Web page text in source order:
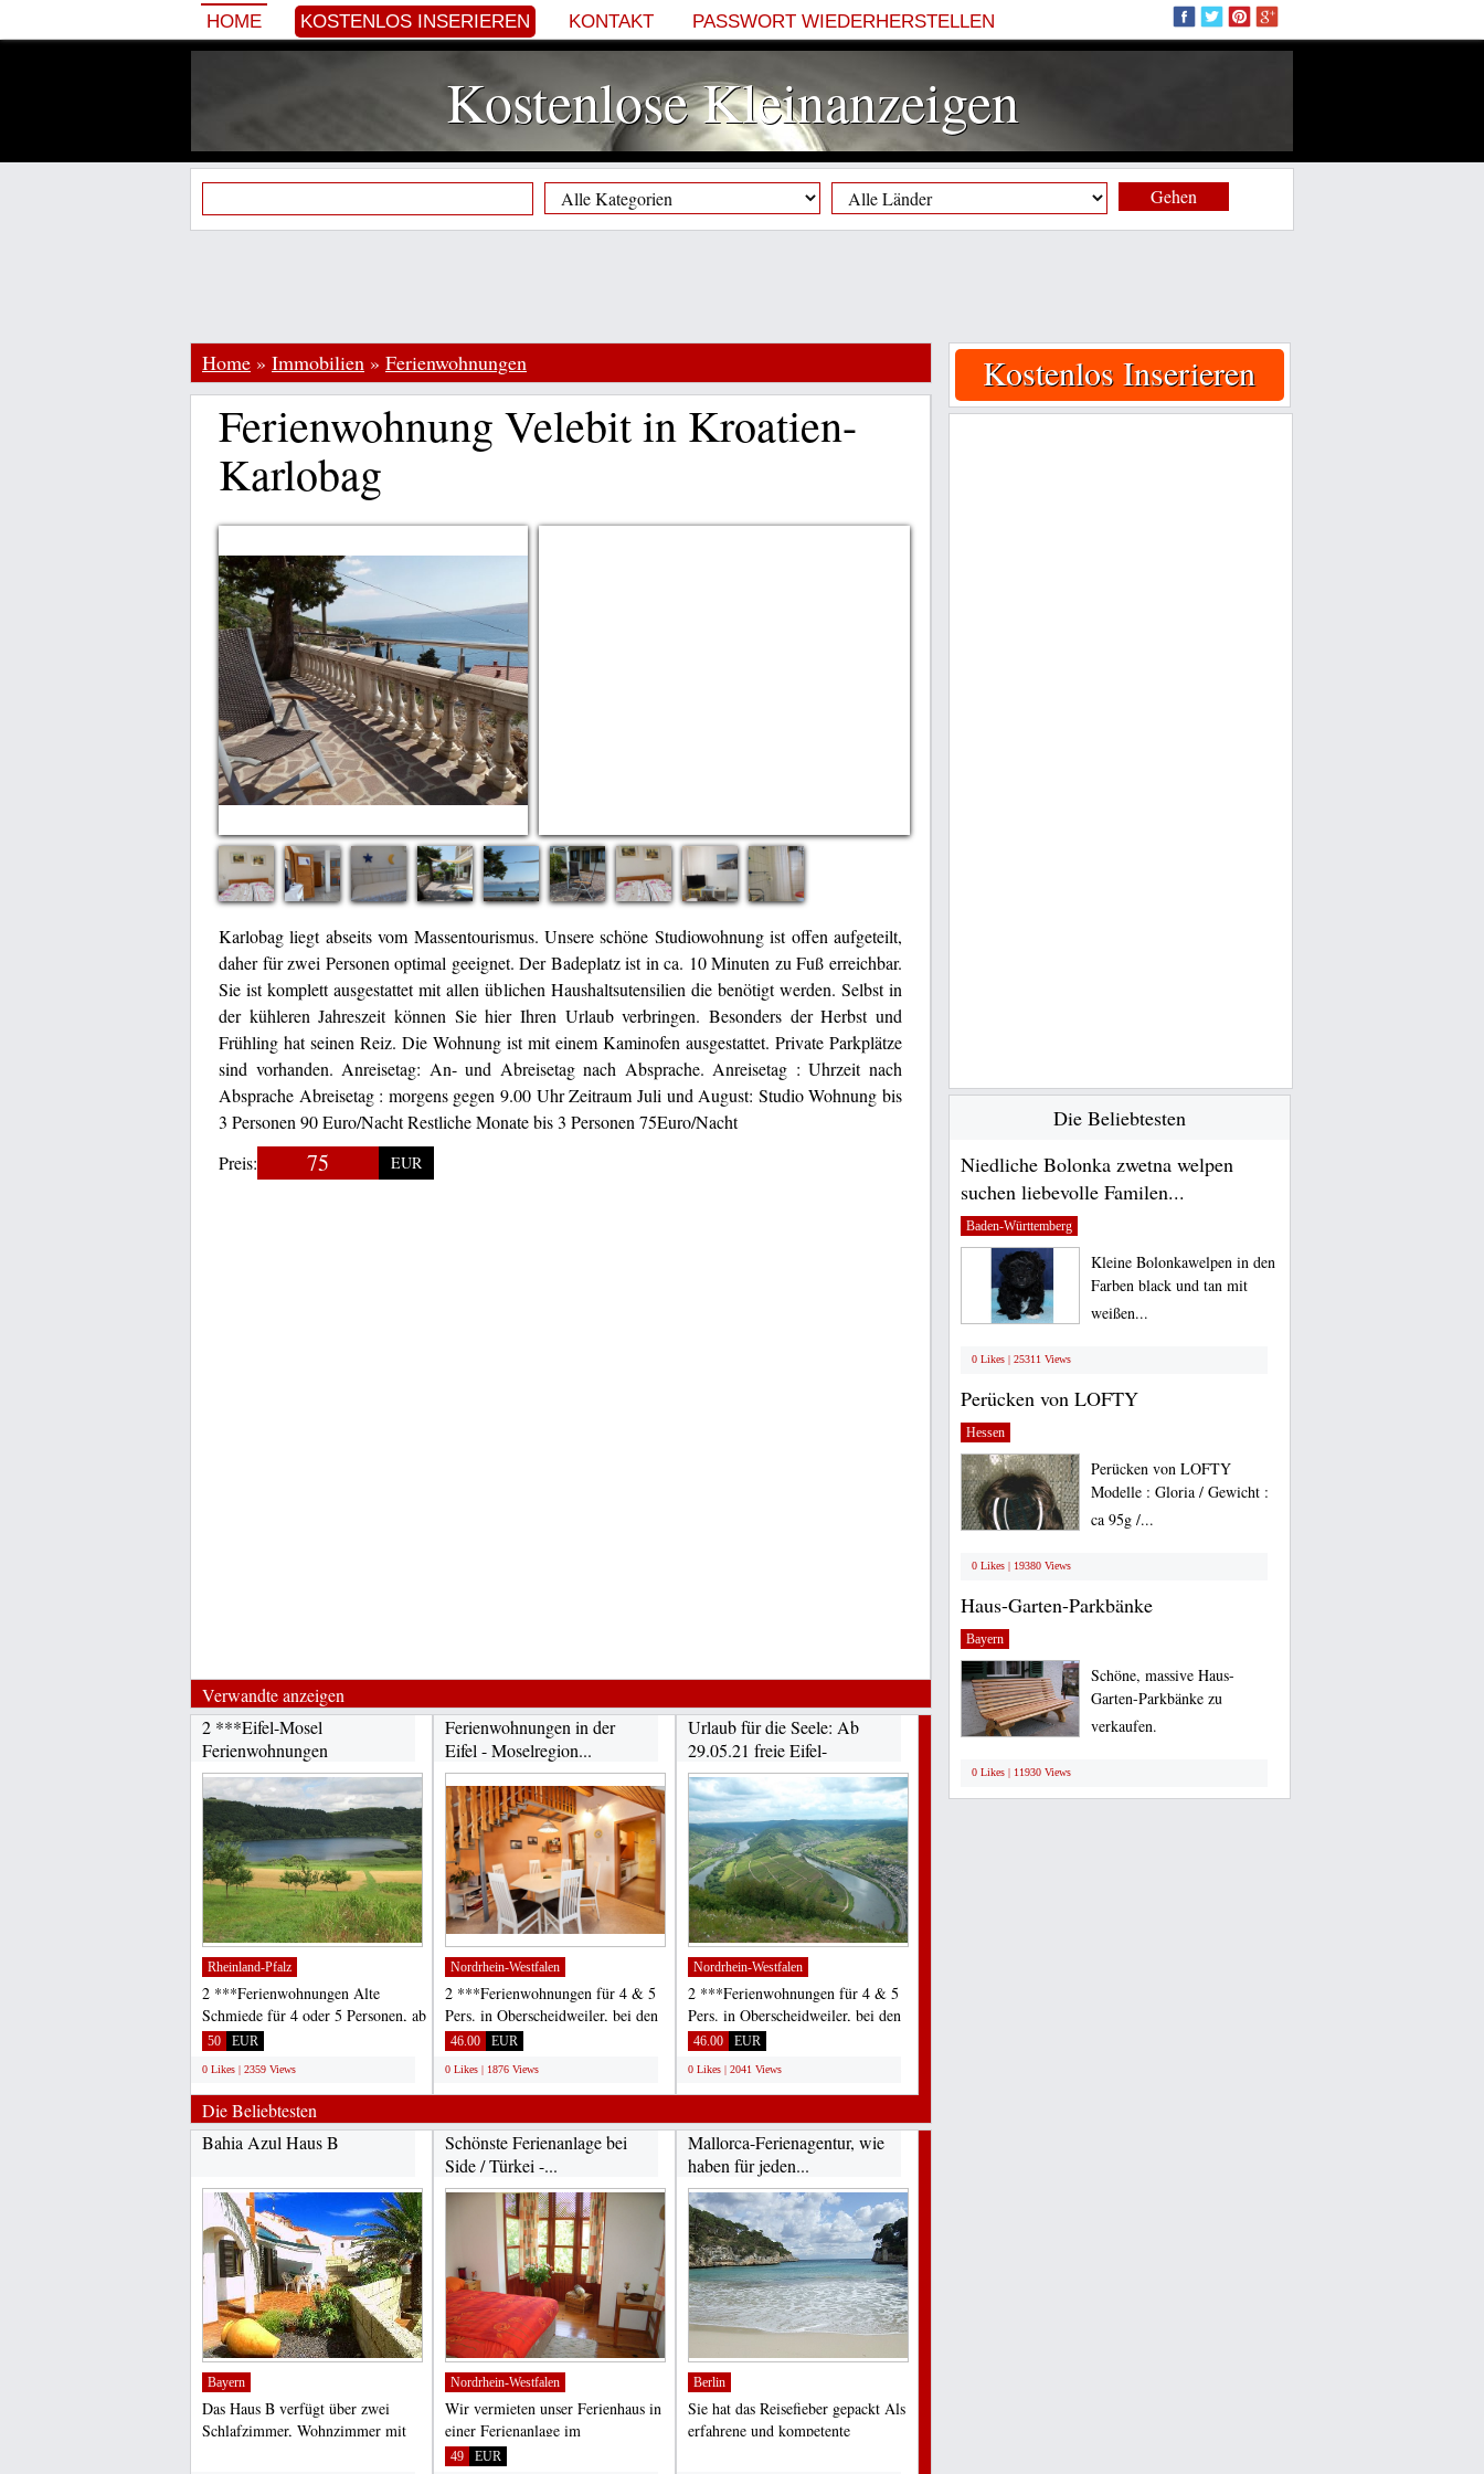
HOME KOSTENLOS INSERIEREN KONTAKT PASSWORT WIEDERHERSTELLEN
Kostenlose Kleinanzeigen
Gehen
Home » Immobilien » Ferienwohnungen
Ferienwohnung Velebit in Kroatien-
Karlobag
Karlobag liegt abseits vom Massentourismus. Unsere schöne Studiowohnung ist offen aufgeteilt,
daher für zwei Personen optimal geeignet. Der Badeplatz ist in ca. 10 Minuten zu Fuß erreichbar.
Sie ist komplett ausgestattet mit allen üblichen Haushaltsutensilien die benötigt werden. Selbst in
der kühleren Jahreszeit können Sie hier Ihren Urlaub verbringen. Besonders der Herbst und
Frühling hat seinen Reiz. Die Wohnung ist mit einem Kaminofen ausgestattet. Private Parkplätze
sind vorhanden. Anreisetag: An- und Abreisetag nach Absprache. Anreisetag : Uhrzeit nach
Absprache Abreisetag : morgens gegen 9.00 Uhr Zeitraum Juli und August: Studio Wohnung bis
3 Personen 90 Euro/Nacht Restliche Monate bis 3 Personen 75Euro/Nacht
Preis:
75 EUR
Verwandte anzeigen
2 ***Eifel-Mosel
Ferienwohnungen
Rheinland-Pfalz
2 ***Ferienwohnungen Alte
Schmiede für 4 oder 5 Personen, ab
50, 00 Euro, in
50 EUR
0 Likes | 2359 Views
Ferienwohnungen in der
Eifel - Moselregion...
Nordrhein-Westfalen
2 ***Ferienwohnungen für 4 & 5
Pers. in Oberscheidweiler, bei den
Maaren/Seen der...
46.00 EUR
0 Likes | 1876 Views
Urlaub für die Seele: Ab
29.05.21 freie Eifel-
Ferienwohnungen...
Nordrhein-Westfalen
2 ***Ferienwohnungen für 4 & 5
Pers. in Oberscheidweiler, bei den
Maaren/Seen der...
46.00 EUR
0 Likes | 2041 Views
Die Beliebtesten
Bahia Azul Haus B
Bayern
Das Haus B verfügt über zwei
Schlafzimmer, Wohnzimmer mit
Schönste Ferienanlage bei
Side / Türkei -...
Nordrhein-Westfalen
Wir vermieten unser Ferienhaus in
einer Ferienanlage im
Naturschutzgebiet an der...
49 EUR
Mallorca-Ferienagentur, wie
haben für jeden...
Berlin
Sie hat das Reisefieber gepackt Als
erfahrene und kompetente
Kostenlos Inserieren
Die Beliebtesten
Niedliche Bolonka zwetna welpen
suchen liebevolle Familen...
Baden-Württemberg
Kleine Bolonkawelpen in den
Farben black und tan mit
weißen...
0 Likes | 25311 Views
Perücken von LOFTY
Hessen
Perücken von LOFTY
Modelle : Gloria / Gewicht :
ca 95g /...
0 Likes | 19380 Views
Haus-Garten-Parkbänke
Bayern
Schöne, massive Haus-
Garten-Parkbänke zu
verkaufen.
0 Likes | 11930 Views